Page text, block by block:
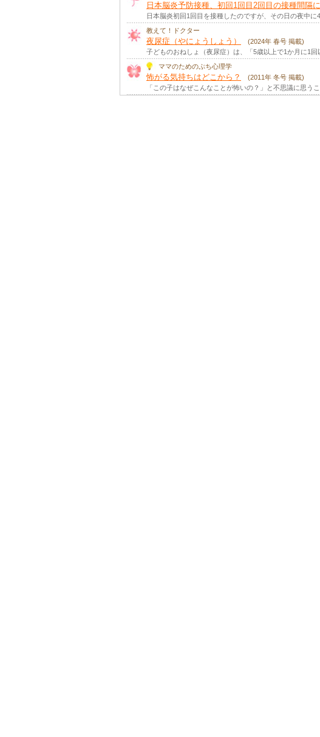
日本脳炎予防接種、初回1回目2回目の接種間隔
日本脳炎初回1回目を接種したのですが、その日の夜中
教えて！ドクター
夜尿症（やにょうしょう）
(2024年 春号 掲載)
子どものおねしょ（夜尿症）は、「5歳以上で1か月に1回
ママのためのぷち心理学
怖がる気持ちはどこから？
(2011年 冬号 掲載)
「この子はなぜこんなことが怖いの？」と不思議に思う